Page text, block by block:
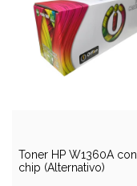
Toner HP W1360A con
chip (Alternativo)